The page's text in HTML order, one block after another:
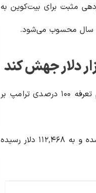
اکتبر به‌طور میانگین ۲۰.۱۴ درصد بازدهی مثبت برای بیت‌کوین به
اظهارات پترسون پس از آن مطرح شد که قیمت بیت‌کوین روز جمعه و پس از اعلام تعرفه ۱۰۰ درصدی ترامپ بر
طبق داده‌های CoinMarketCap، در زمان نگارش این خبر، بیت‌کوین تا حدودی احیا شده و به ۱۱۲,۴۶۸ دلار رسیده